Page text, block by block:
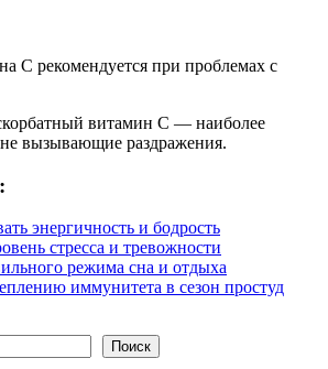
С рекомендуется при проблемах с
витамин С — наиболее
вызывающие раздражения.
энергичность и бодрость
стресса и тревожности
режима сна и отдыха
иммунитета в сезон простуд
Поиск